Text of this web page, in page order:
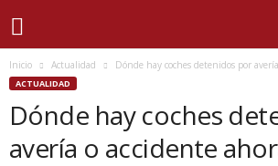
Inicio Actualidad Dónde hay coches detenidos por
ACTUALIDAD
Dónde hay coches
avería o accidente